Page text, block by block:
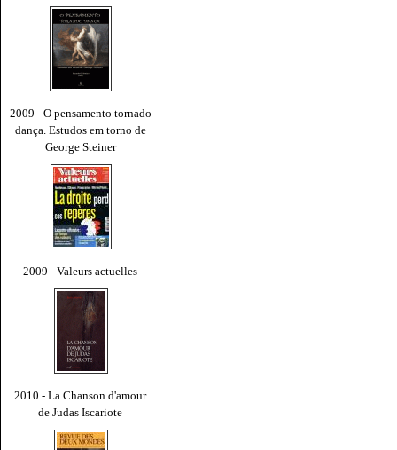
2009 - O pensamento tornado
dança. Estudos em torno de
George Steiner
2009 - Valeurs actuelles
2010 - La Chanson d'amour
de Judas Iscariote